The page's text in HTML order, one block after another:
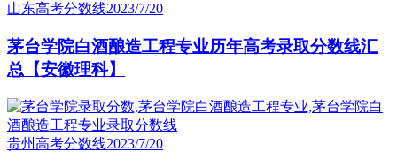
山东高考分数线2023/7/20
茅台学院白酒酿造工程专业历年高考录取分数线汇
总【安徽理科】
贵州高考分数线2023/7/20